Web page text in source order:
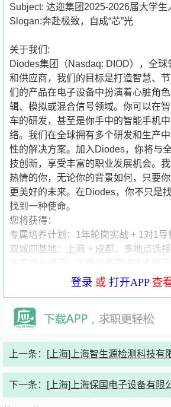
Subject: 达迩集团2025-2026届大学生
Slogan:奔赴极致，自成“芯”光
关于我们:
Diodes集团（Nasdaq: DIOD），全球
和供应商，我们的目标是打造智慧、
们的产品在电子设备中扮演着心脏角
辑、模拟或混合信号领域。你可以在
车的研发，甚至是你手中的智能手机
络。我们在全球拥有多个研发和生产
性的解决方案。加入Diodes，你将与
技创新，享受丰富的职业发展机会。
热情的你，无论你的背景如何，只要
更美好的未来。在Diodes，你不只是
找到一种使命。
您将获得：
专属培养计划：1年轮岗实战 + 1对1导
双城四基地：上海 + 成都，多地点选择
招募对象：2025、2026届本科及硕士
专业要求： 集成电路、微电子、电子
招聘岗位：
测试工程师
登录 或 打开APP查
上一条： [上海]上海智生源检测科技有
下一条： [上海]上海保国电子设备有限